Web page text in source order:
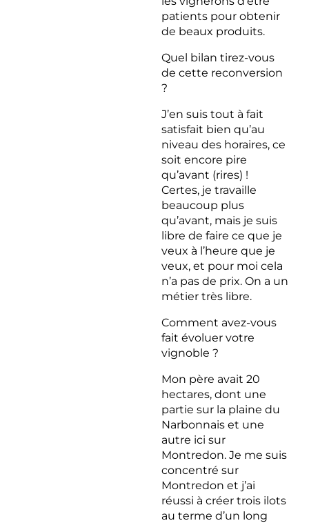
patients pour obtenir
de beaux produits.
Quel bilan tirez-vous
de cette reconversion
?
J’en suis tout à fait
satisfait bien qu’au
niveau des horaires, ce
soit encore pire
qu’avant (rires) !
Certes, je travaille
beaucoup plus
qu’avant, mais je suis
libre de faire ce que je
veux à l’heure que je
veux, et pour moi cela
n’a pas de prix. On a un
métier très libre.
Comment avez-vous
fait évoluer votre
vignoble ?
Mon père avait 20
hectares, dont une
partie sur la plaine du
Narbonnais et une
autre ici sur
Montredon. Je me suis
concentré sur
Montredon et j’ai
réussi à créer trois ilots
au terme d’un long